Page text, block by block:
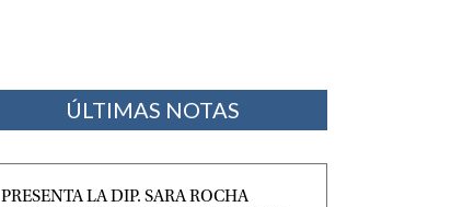
ÚLTIMAS NOTAS
PRESENTA LA DIP. SARA ROCHA